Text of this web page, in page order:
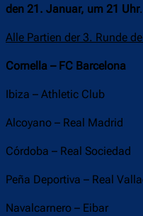
den 21. Januar, um 21 Uhr.
Alle Partien der 3. Runde
Cornella – FC Barcelona
Ibiza – Athletic Club
Alcoyano – Real Madrid
Córdoba – Real Sociedad
Peña Deportiva – Real
Navalcarnero – Eibar